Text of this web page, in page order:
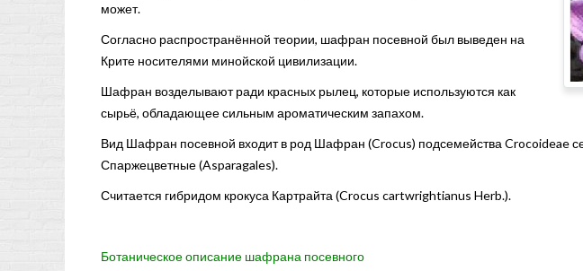
может.
Согласно распространённой теории, шафран посевной был выведен на
Крите носителями минойской цивилизации.
Шафран возделывают ради красных рылец, которые используются как
сырьё, обладающее сильным ароматическим запахом.
Вид Шафран посевной входит в род Шафран (Crocus) подсемейства Crocoideae
Спаржецветные (Asparagales).
Считается гибридом крокуса Картрайта (Crocus cartwrightianus Herb.).
Ботаническое описание шафрана посевного